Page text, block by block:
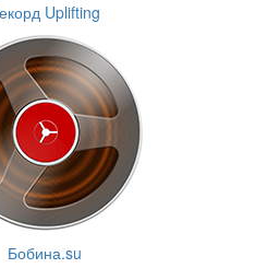
Uplifting
Бобина.su